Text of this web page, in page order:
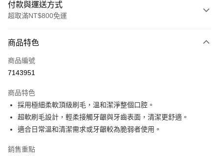
付款與運送方式
超取滿NT$800免運
信用卡一次付款
超商取貨付款
運送方式
全家取貨付款
商品特色
商品編號
7143951
商品特色
採用極細柔軟頂級刷毛，溫和潔淨整個口腔。
超軟刷毛設計，輕柔接觸牙齦與牙齒表面，清潔更舒適。
適合日常溫和清潔需求或牙齦較為脆弱者使用。
銷售重點